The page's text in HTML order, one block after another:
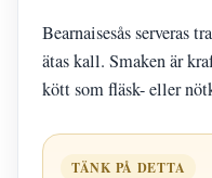
Bearnaisesås serveras
ätas kall. Smaken är
kött som fläsk- eller
TÄNK PÅ DETTA